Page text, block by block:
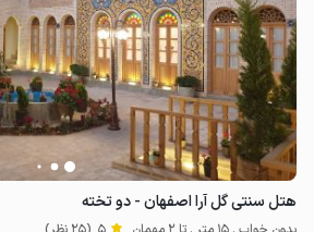
هتل سنتی گل آرا اصفهان - دو تخته